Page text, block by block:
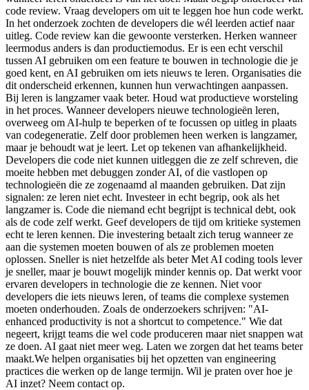
code review. Vraag developers om uit te leggen hoe hun code werkt.
In het onderzoek zochten de developers die wél leerden actief naar
uitleg. Code review kan die gewoonte versterken. Herken wanneer
leermodus anders is dan productiemodus. Er is een echt verschil
tussen AI gebruiken om een feature te bouwen in technologie die je
goed kent, en AI gebruiken om iets nieuws te leren. Organisaties die
dit onderscheid erkennen, kunnen hun verwachtingen aanpassen.
Bij leren is langzamer vaak beter. Houd wat productieve worsteling
in het proces. Wanneer developers nieuwe technologieën leren,
overweeg om AI-hulp te beperken of te focussen op uitleg in plaats
van codegeneratie. Zelf door problemen heen werken is langzamer,
maar je behoudt wat je leert. Let op tekenen van afhankelijkheid.
Developers die code niet kunnen uitleggen die ze zelf schreven, die
moeite hebben met debuggen zonder AI, of die vastlopen op
technologieën die ze zogenaamd al maanden gebruiken. Dat zijn
signalen: ze leren niet echt. Investeer in echt begrip, ook als het
langzamer is. Code die niemand echt begrijpt is technical debt, ook
als de code zelf werkt. Geef developers de tijd om kritieke systemen
echt te leren kennen. Die investering betaalt zich terug wanneer ze
aan die systemen moeten bouwen of als ze problemen moeten
oplossen. Sneller is niet hetzelfde als beter Met AI coding tools lever
je sneller, maar je bouwt mogelijk minder kennis op. Dat werkt voor
ervaren developers in technologie die ze kennen. Niet voor
developers die iets nieuws leren, of teams die complexe systemen
moeten onderhouden. Zoals de onderzoekers schrijven: "AI-
enhanced productivity is not a shortcut to competence." Wie dat
negeert, krijgt teams die wel code produceren maar niet snappen wat
ze doen. AI gaat niet meer weg. Laten we zorgen dat het teams beter
maakt.We helpen organisaties bij het opzetten van engineering
practices die werken op de lange termijn. Wil je praten over hoe je
AI inzet? Neem contact op.